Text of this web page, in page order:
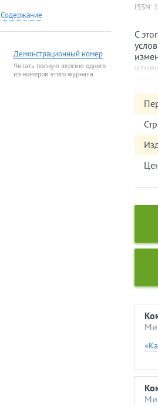
Содержание
Демонстрационный номер
Читать полную версию одного
из номеров этого журнала
ISSN:
С
на
«Об